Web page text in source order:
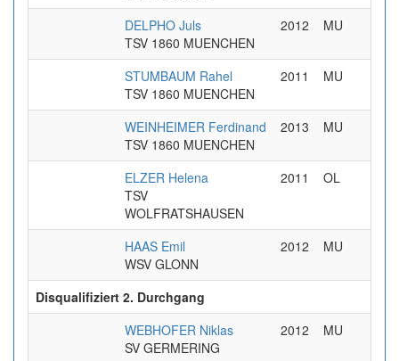
DELPHO Juls
TSV 1860 MUENCHEN
2012 MU
STUMBAUM Rahel
TSV 1860 MUENCHEN
2011 MU
WEINHEIMER Ferdinand
TSV 1860 MUENCHEN
2013 MU
ELZER Helena
TSV
WOLFRATSHAUSEN
2011 OL
HAAS Emil
WSV GLONN
2012 MU
Disqualifiziert 2. Durchgang
WEBHOFER Niklas
SV GERMERING
2012 MU